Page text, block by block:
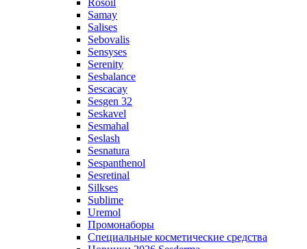
Rosoil
Samay
Salises
Sebovalis
Sensyses
Serenity
Sesbalance
Sescacay
Sesgen 32
Seskavel
Sesmahal
Seslash
Sesnatura
Sespanthenol
Sesretinal
Silkses
Sublime
Uremol
Промонаборы
Специальные косметические средства